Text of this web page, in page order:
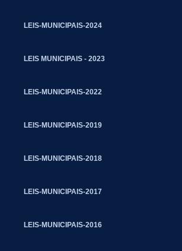
LEIS-MUNICIPAIS-2024
LEIS MUNICIPAIS - 2023
LEIS-MUNICIPAIS-2022
LEIS-MUNICIPAIS-2019
LEIS-MUNICIPAIS-2018
LEIS-MUNICIPAIS-2017
LEIS-MUNICIPAIS-2016